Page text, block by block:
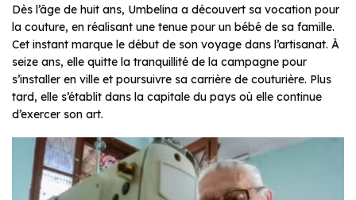
Dès l’âge de huit ans, Umbelina a découvert sa vocation pour
la couture, en réalisant une tenue pour un bébé de sa famille.
Cet instant marque le début de son voyage dans l’artisanat. À
seize ans, elle quitte la tranquillité de la campagne pour
s’installer en ville et poursuivre sa carrière de couturière. Plus
tard, elle s’établit dans la capitale du pays où elle continue
d’exercer son art.